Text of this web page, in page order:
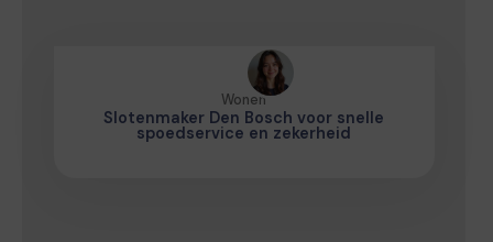
Wonen
Slotenmaker Den Bosch voor snelle
spoedservice en zekerheid